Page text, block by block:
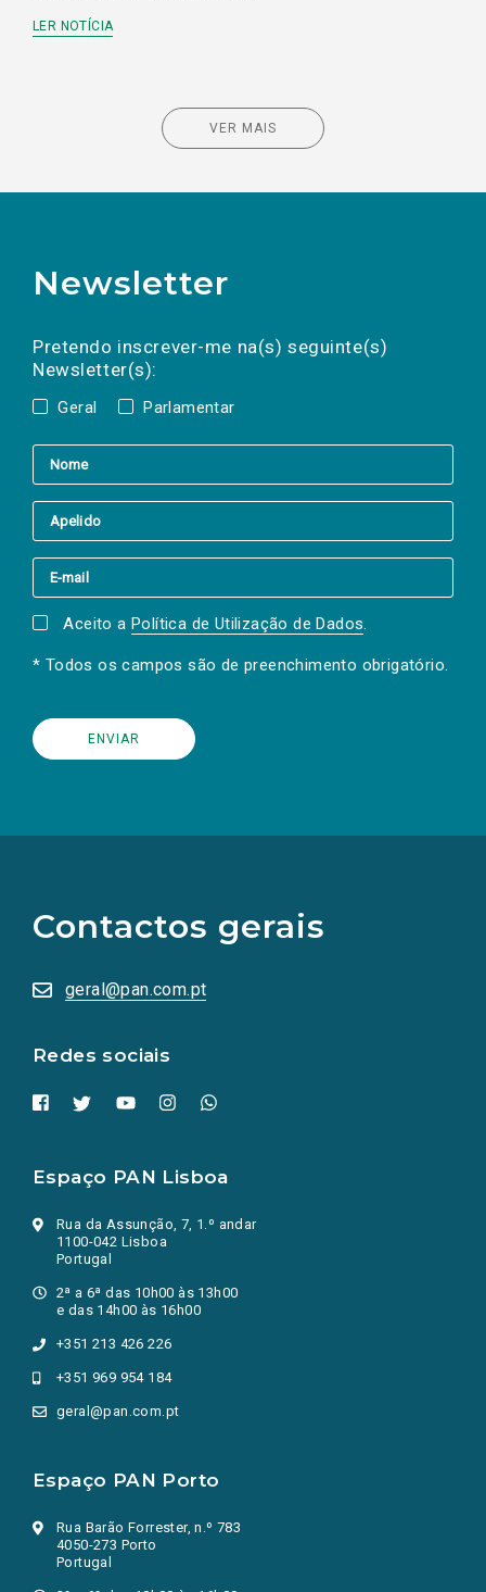
LER NOTÍCIA
VER MAIS
Newsletter
Pretendo inscrever-me na(s) seguinte(s)
Newsletter(s):
Geral Parlamentar
a(s) newsletter(s).
mail
Aceito a Política de Utilização de Dados.
* Todos os campos são de preenchimento obrigatório.
Contactos gerais
geral@pan.com.pt
Redes sociais
redes
sociais
numa
nova
Espaço PAN Lisboa
Rua da Assunção, 7, 1.º andar
1100-042 Lisboa
Portugal
2ª a 6ª das 10h00 às 13h00
e das 14h00 às 16h00
+351 213 426 226
+351 969 954 184
geral@pan.com.pt
Espaço PAN Porto
Rua Barão Forrester, n.º 783
4050-273 Porto
Portugal